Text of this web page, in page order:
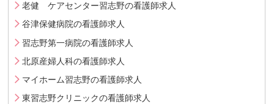
老健 ケアセンター習志野の看護師求人
谷津保健病院の看護師求人
習志野第一病院の看護師求人
北原産婦人科の看護師求人
マイホーム習志野の看護師求人
東習志野クリニックの看護師求人